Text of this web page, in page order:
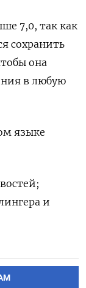
7,0, так как
сохранить
она
в любую
языке
и